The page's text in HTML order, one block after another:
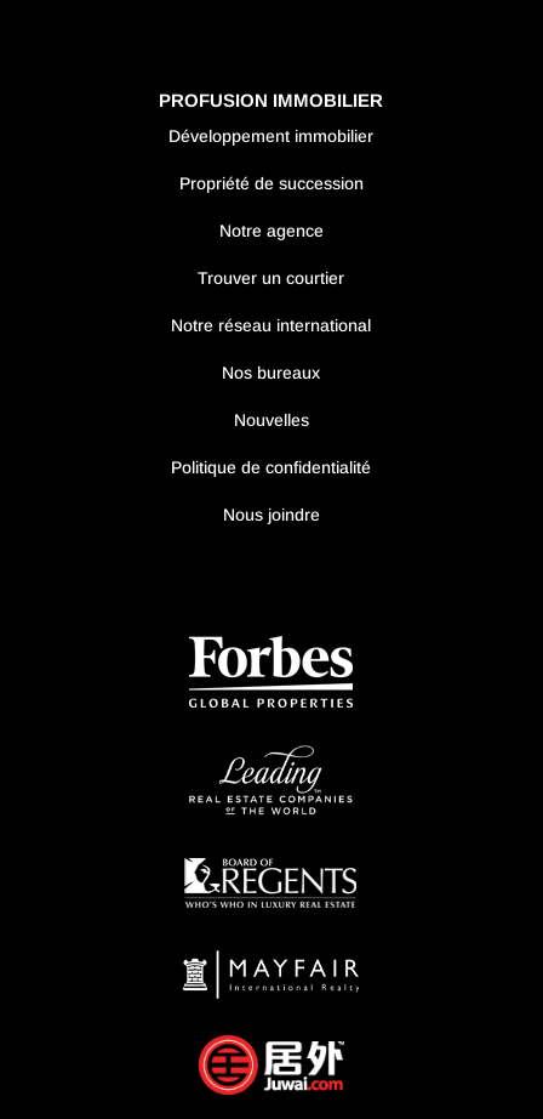
PROFUSION IMMOBILIER
Développement immobilier
Propriété de succession
Notre agence
Trouver un courtier
Notre réseau international
Nos bureaux
Nouvelles
Politique de confidentialité
Nous joindre